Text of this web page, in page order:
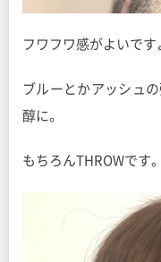
フワフワ感がよいです
ブルーとかアッシュ
醇に。
もちろんTHROWです。